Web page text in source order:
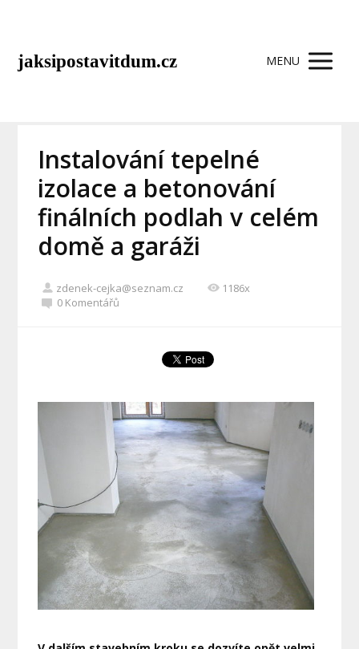
jaksipostavitdum.cz MENU
Instalování tepelné
izolace a betonování
finálních podlah v celém
domě a garáži
zdenek-cejka@seznam.cz
1186x
0 Komentářů